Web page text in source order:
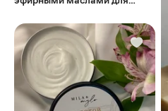
250 мл